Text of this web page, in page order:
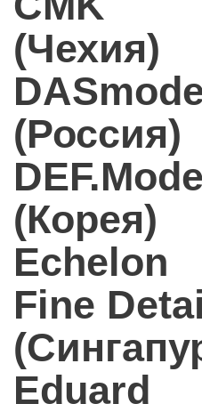
(Чехия)
(Россия)
(Корея)
Echelon
Fine
Eduard